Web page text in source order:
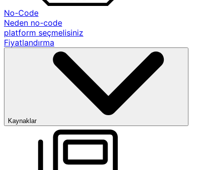
No-Code
Neden no-code
platform seçmelisiniz
Fiyatlandırma
Kaynaklar